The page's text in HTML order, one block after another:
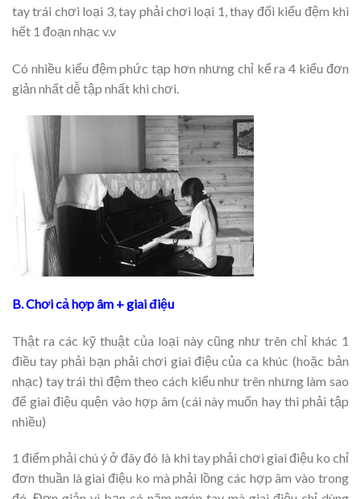
tay trái chơi loại 3, tay phải chơi loại 1, thay đổi kiểu đệm khi
hết 1 đoạn nhạc v.v
Có nhiều kiểu đệm phức tạp hơn nhưng chỉ kể ra 4 kiểu đơn
giản nhất dễ tập nhất khi chơi.
B. Chơi cả hợp âm + giai điệu
Thật ra các kỹ thuật của loại này cũng như trên chỉ khác 1
điều tay phải bạn phải chơi giai điệu của ca khúc (hoặc bản
nhạc) tay trái thì đệm theo cách kiểu như trên nhưng làm sao
để giai điệu quện vào hợp âm (cái này muốn hay thi phải tập
nhiều)
1 điểm phải chú ý ở đây đó là khi tay phải chơi giai điệu ko chỉ
đơn thuần là giai điệu ko mà phải lồng các hợp âm vào trong